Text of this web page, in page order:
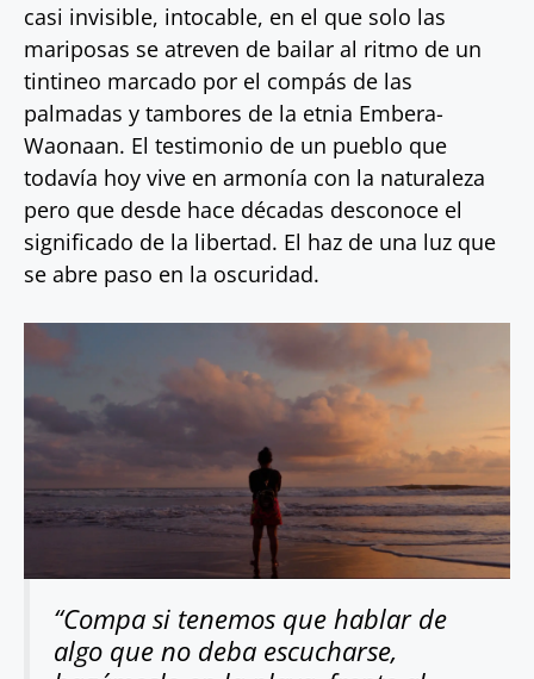
casi invisible, intocable, en el que solo las
mariposas se atreven de bailar al ritmo de un
tintineo marcado por el compás de las
palmadas y tambores de la etnia Embera-
Waonaan. El testimonio de un pueblo que
todavía hoy vive en armonía con la naturaleza
pero que desde hace décadas desconoce el
significado de la libertad. El haz de una luz que
se abre paso en la oscuridad.
“Compa si tenemos que hablar de
algo que no deba escucharse,